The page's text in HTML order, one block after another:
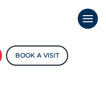
BOOK A VISIT